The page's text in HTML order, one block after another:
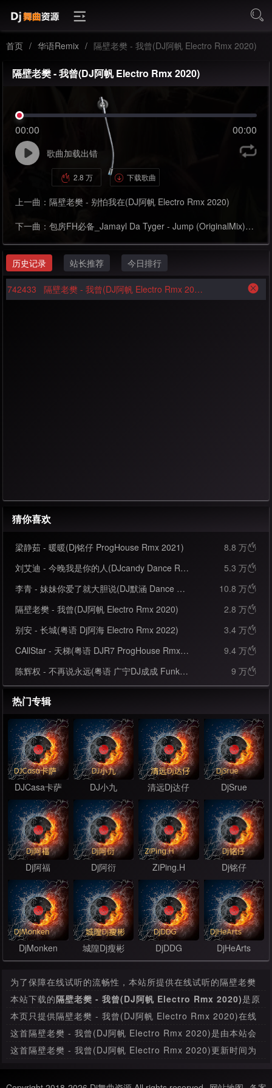
首页 / 华语Remix / 隔壁老樊 - 我曾(DJ阿帆 Electro Rmx 2020)
隔壁老樊 - 我曾(DJ阿帆 Electro Rmx 2020)
2.8 万 下载歌曲
00:00 00:00
歌曲加载出错
上一曲： 隔壁老樊 - 别怕我在(DJ阿帆 Electro Rmx 2020)
下一曲： 包房FH必备_Jamayl Da Tyger - Jump (OriginalMix)_FunkyHouse
历史记录 站长推荐 今日排行
742433 隔壁老樊 - 我曾(DJ阿帆 Electro Rmx 2020)
猜你喜欢
梁静茹 - 暖暖(Dj铭仔 ProgHouse Rmx 2021) 8.8 万
刘艾迪 - 今晚我是你的人(DJcandy Dance Rmx 2022) 5.3 万
李青 - 妹妹你爱了就大胆说(DJ默涵 Dance Rmx 2021) 10.8 万
隔壁老樊 - 我曾(DJ阿帆 Electro Rmx 2020) 2.8 万
别安 - 长城(粤语 Dj阿海 Electro Rmx 2022) 3.4 万
CAllStar - 天梯(粤语 DJR7 ProgHouse Rmx 2021) 9.4 万
陈辉权 - 不再说永远(粤语 广宁DJ成成 FunkyHouse Rmx 2023) 9 万
热门专辑
DJCasa卡萨 DJ小九 清远Dj达仔 DjSrue
Dj阿福 Dj阿衍 ZiPing.H Dj铭仔
DjMonken 城隍Dj瘦彬 DjDDG DjHeArts
为了保障在线试听的流畅性，本站所提供在线试听的隔壁老樊
- 我曾(DJ阿帆 Electro Rmx 2020)是经过压缩处理，其音质
和本站提供下载的mp3文件有很大的差别。
本站下载的隔壁老樊 - 我曾(DJ阿帆 Electro Rmx 2020)是原
始音源的MP3文件，绝无压缩，本首下载比特率为320
Kbps，音质方面绝对保证清脆高清晰。
本页只提供隔壁老樊 - 我曾(DJ阿帆 Electro Rmx 2020)在线
试听，如果要下载此MP3舞曲，请 进入下载页面 下载。
这首隔壁老樊 - 我曾(DJ阿帆 Electro Rmx 2020)是由本站会
员上传，如果这首舞曲存在任何版权问题，请与我们联系，我
这首隔壁老樊 - 我曾(DJ阿帆 Electro Rmx 2020)更新时间为